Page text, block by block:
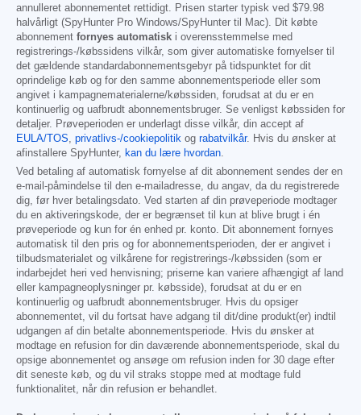
annulleret abonnementet rettidigt. Prisen starter typisk ved $79.98
halvårligt (SpyHunter Pro Windows/SpyHunter til Mac). Dit købte
abonnement fornyes automatisk i overensstemmelse med
registrerings-/købssidens vilkår, som giver automatiske fornyelser til
det gældende standardabonnementsgebyr på tidspunktet for dit
oprindelige køb og for den samme abonnementsperiode eller som
angivet i kampagnematerialerne/købssiden, forudsat at du er en
kontinuerlig og uafbrudt abonnementsbruger. Se venligst købssiden for
detaljer. Prøveperioden er underlagt disse vilkår, din accept af
EULA/TOS
privatlivs-/cookiepolitik og rabatvilkår. Hvis du ønsker at
afinstallere SpyHunter,
kan du lære hvordan
Ved betaling af automatisk fornyelse af dit abonnement sendes der en
e-mail-påmindelse til den e-mailadresse, du angav, da du registrerede
dig, før hver betalingsdato. Ved starten af din prøveperiode modtager
du en aktiveringskode, der er begrænset til kun at blive brugt i én
prøveperiode og kun for én enhed pr. konto. Dit abonnement fornyes
automatisk til den pris og for abonnementsperioden, der er angivet i
tilbudsmaterialet og vilkårene for registrerings-/købssiden (som er
indarbejdet heri ved henvisning; priserne kan variere afhængigt af land
eller kampagneoplysninger pr. købsside), forudsat at du er en
kontinuerlig og uafbrudt abonnementsbruger. Hvis du opsiger
abonnementet, vil du fortsat have adgang til dit/dine produkt(er) indtil
udgangen af din betalte abonnementsperiode. Hvis du ønsker at
modtage en refusion for din daværende abonnementsperiode, skal du
opsige abonnementet og ansøge om refusion inden for 30 dage efter
dit seneste køb, og du vil straks stoppe med at modtage fuld
funktionalitet, når din refusion er behandlet.